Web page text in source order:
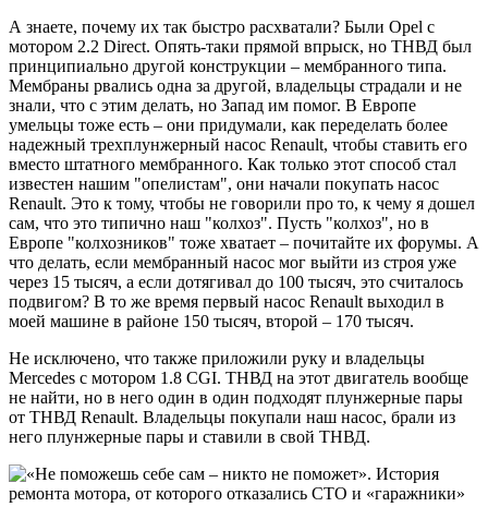
А знаете, почему их так быстро расхватали? Были Opel с
мотором 2.2 Direct. Опять-таки прямой впрыск, но ТНВД был
принципиально другой конструкции – мембранного типа.
Мембраны рвались одна за другой, владельцы страдали и не
знали, что с этим делать, но Запад им помог. В Европе
умельцы тоже есть – они придумали, как переделать более
надежный трехплунжерный насос Renault, чтобы ставить его
вместо штатного мембранного. Как только этот способ стал
известен нашим "опелистам", они начали покупать насос
Renault. Это к тому, чтобы не говорили про то, к чему я дошел
сам, что это типично наш "колхоз". Пусть "колхоз", но в
Европе "колхозников" тоже хватает – почитайте их форумы. А
что делать, если мембранный насос мог выйти из строя уже
через 15 тысяч, а если дотягивал до 100 тысяч, это считалось
подвигом? В то же время первый насос Renault выходил в
моей машине в районе 150 тысяч, второй – 170 тысяч.
Не исключено, что также приложили руку и владельцы
Mercedes с мотором 1.8 CGI. ТНВД на этот двигатель вообще
не найти, но в него один в один подходят плунжерные пары
от ТНВД Renault. Владельцы покупали наш насос, брали из
него плунжерные пары и ставили в свой ТНВД.